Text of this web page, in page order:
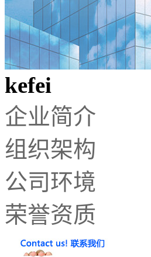
kefei
企业简介
组织架构
公司环境
荣誉资质